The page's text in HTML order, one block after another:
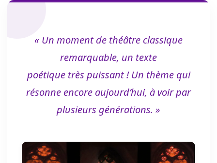
« Un moment de théâtre classique
remarquable, un texte
poétique très puissant ! Un thème qui
résonne encore aujourd’hui, à voir par
plusieurs générations. »